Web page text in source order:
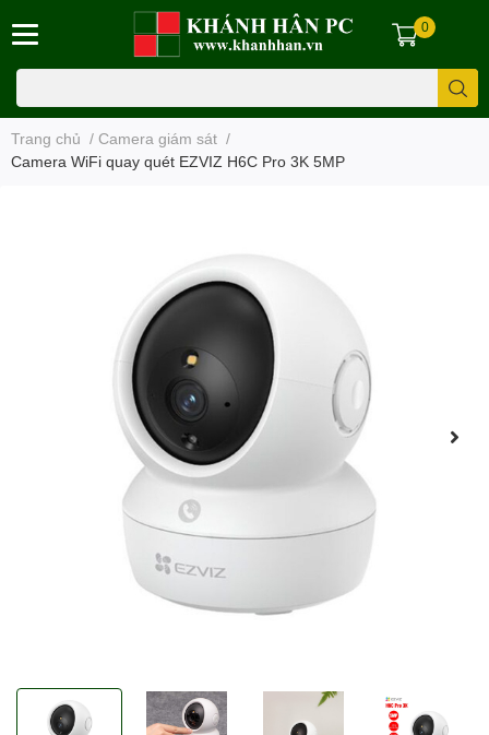
0
Trang chủ / Camera giám sát /
Camera WiFi quay quét EZVIZ H6C Pro 3K 5MP